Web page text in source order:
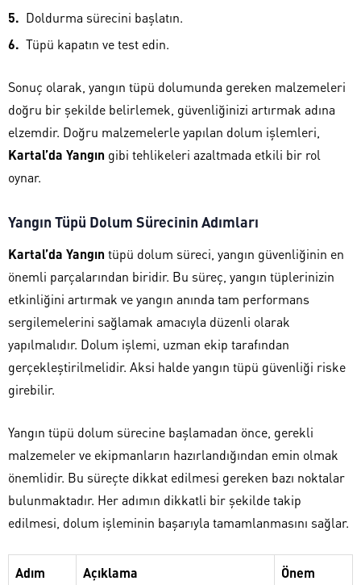
Doldurma sürecini başlatın.
Tüpü kapatın ve test edin.
Sonuç olarak, yangın tüpü dolumunda gereken malzemeleri
doğru bir şekilde belirlemek, güvenliğinizi artırmak adına
elzemdir. Doğru malzemelerle yapılan dolum işlemleri,
Kartal’da Yangın gibi tehlikeleri azaltmada etkili bir rol
oynar.
Yangın Tüpü Dolum Sürecinin Adımları
Kartal’da Yangın tüpü dolum süreci, yangın güvenliğinin en
önemli parçalarından biridir. Bu süreç, yangın tüplerinizin
etkinliğini artırmak ve yangın anında tam performans
sergilemelerini sağlamak amacıyla düzenli olarak
yapılmalıdır. Dolum işlemi, uzman ekip tarafından
gerçekleştirilmelidir. Aksi halde yangın tüpü güvenliği riske
girebilir.
Yangın tüpü dolum sürecine başlamadan önce, gerekli
malzemeler ve ekipmanların hazırlandığından emin olmak
önemlidir. Bu süreçte dikkat edilmesi gereken bazı noktalar
bulunmaktadır. Her adımın dikkatli bir şekilde takip
edilmesi, dolum işleminin başarıyla tamamlanmasını sağlar.
Adım Açıklama
Önem